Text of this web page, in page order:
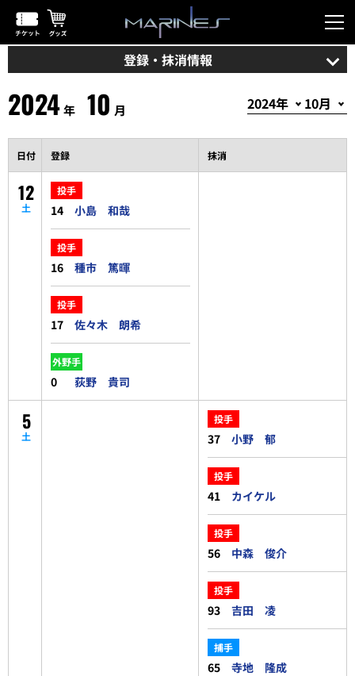
登録・抹消情報
2024年 10 月
日付 登録 抹消
12
土
投手
14 小島 和哉
投手
16 種市 篤暉
投手
17 佐々木 朗希
外野手
0 荻野 貴司
5
土
投手
37 小野 郁
投手
41 カイケル
投手
56 中森 俊介
投手
93 吉田 凌
捕手
65 寺地 隆成